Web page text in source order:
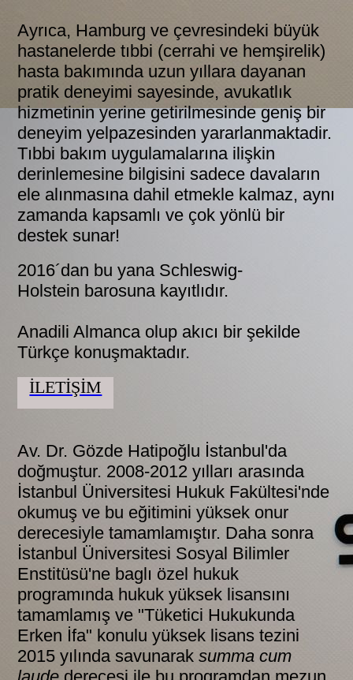
Ayrıca, Hamburg ve çevresindeki büyük
hastanelerde tıbbi (cerrahi ve hemşirelik)
hasta bakımında uzun yıllara dayanan
pratik deneyimi sayesinde, avukatlık
hizmetinin yerine getirilmesinde geniş bir
deneyim yelpazesinden yararlanmaktadir.
Tıbbi bakım uygulamalarına ilişkin
derinlemesine bilgisini sadece davaların
ele alınmasına dahil etmekle kalmaz, aynı
zamanda kapsamlı ve çok yönlü bir
destek sunar!
2016´dan bu yana Schleswig-
Holstein barosuna kayıtlıdır.
Anadili Almanca olup akıcı bir şekilde
Türkçe konuşmaktadır.
İLETİŞİM
Av. Dr. Gözde Hatipoğlu İstanbul'da
doğmuştur. 2008-2012 yılları arasında
İstanbul Üniversitesi Hukuk Fakültesi'nde
okumuş ve bu eğitimini yüksek onur
derecesiyle tamamlamıştır. Daha sonra
İstanbul Üniversitesi Sosyal Bilimler
Enstitüsü'ne baglı özel hukuk
programında hukuk yüksek lisansını
tamamlamış ve "Tüketici Hukukunda
Erken İfa" konulu yüksek lisans tezini
2015 yılında savunaraksumma cum